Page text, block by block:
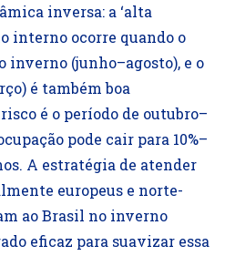
inversa: a ‘alta
interno ocorre quando o
inverno (junho–agosto), e o
é também boa
é o período de outubro–
pode cair para 10%–
A estratégia de atender
europeus e norte-
ao Brasil no inverno
eficaz para suavizar essa